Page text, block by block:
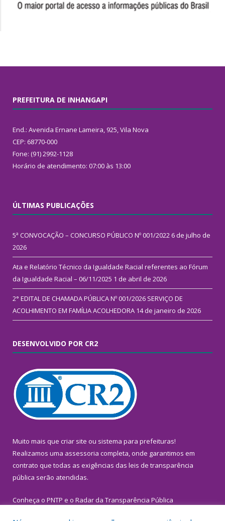
PREFEITURA DE INHANGAPI
End.: Avenida Ernane Lameira, 925, Vila Nova
CEP: 68770-000
Fone: (91) 2992-1128
Horário de atendimento: 07:00 às 13:00
ÚLTIMAS PUBLICAÇÕES
5ª CONVOCAÇÃO – CONCURSO PÚBLICO Nº 001/2022 6 de julho de
2026
Ata e Relatório Técnico da Igualdade Racial referentes ao Fórum
da Igualdade Racial – 06/11/2025 1 de abril de 2026
2° EDITAL DE CHAMADA PÚBLICA Nº 001/2026 SERVIÇO DE
ACOLHIMENTO EM FAMÍLIA ACOLHEDORA 14 de janeiro de 2026
DESENVOLVIDO POR CR2
Muito mais que criar site ou sistema para prefeituras!
Realizamos uma assessoria completa, onde garantimos em
contrato que todas as exigências das leis de transparência
pública serão atendidas.
Conheça o PNTP e o Radar da Transparência Pública